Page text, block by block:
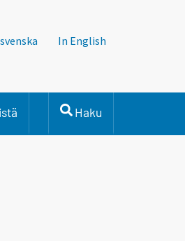
In English
Haku